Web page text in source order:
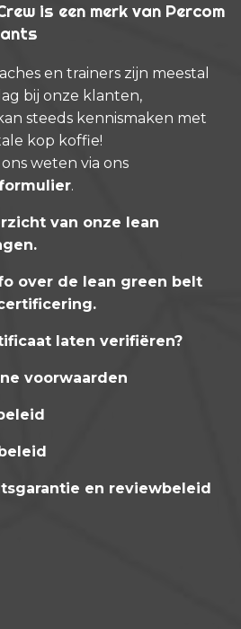
is een merk van Percom
en trainers zijn meestal
bij onze klanten,
steeds kennismaken met
kop koffie!
weten via ons
.
van onze lean
.
over de lean green belt
.
laten verifiëren?
voorwaarden
en reviewbeleid